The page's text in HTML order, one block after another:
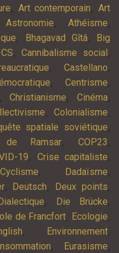
, Art contemporain,Art
Astronomie,Athéisme,
, Bhagavad Gîtâ,
Big
,Cannibalisme social ,
,Castellano,
,Centrisme,
,Christianisme, Cinéma,
, Colonialisme,
spatiale soviétique,
de Ramsar, COP23 ,
19, Crise capitaliste,
Cyclisme, Dadaïsme,
, Deutsch, Deux points,
Dialectique, Die Brücke,
de Francfort, Ecologie,
, Environnement,
, Eurasisme,